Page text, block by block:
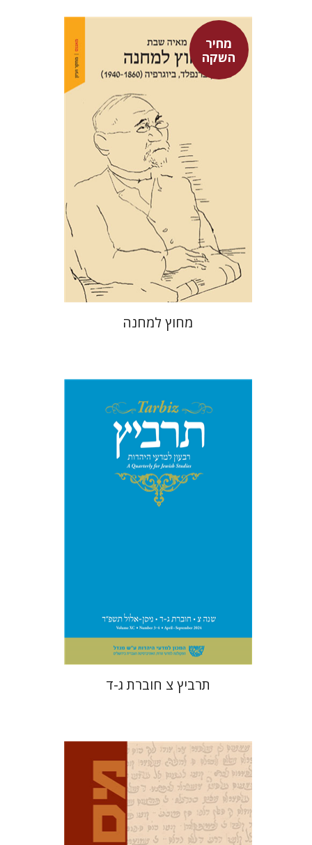
מחיר
השקה
מאיה שבת
מחיר השקה
$42
$29
מחוץ למחנה
יהונתן גארב מיכאל סיגל
$63
$57
תרביץ צ חוברת ג-ד
דוד מ' בוניס עפרה תירוש-בקר